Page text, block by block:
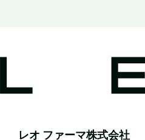
レオ ファーマ株式会社